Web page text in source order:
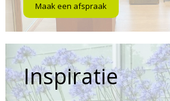
Maak een afspraak
Inspiratie